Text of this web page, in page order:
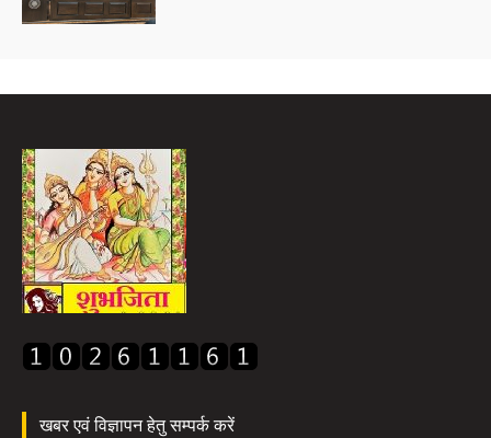
खबर एवं विज्ञापन हेतु सम्पर्क करें